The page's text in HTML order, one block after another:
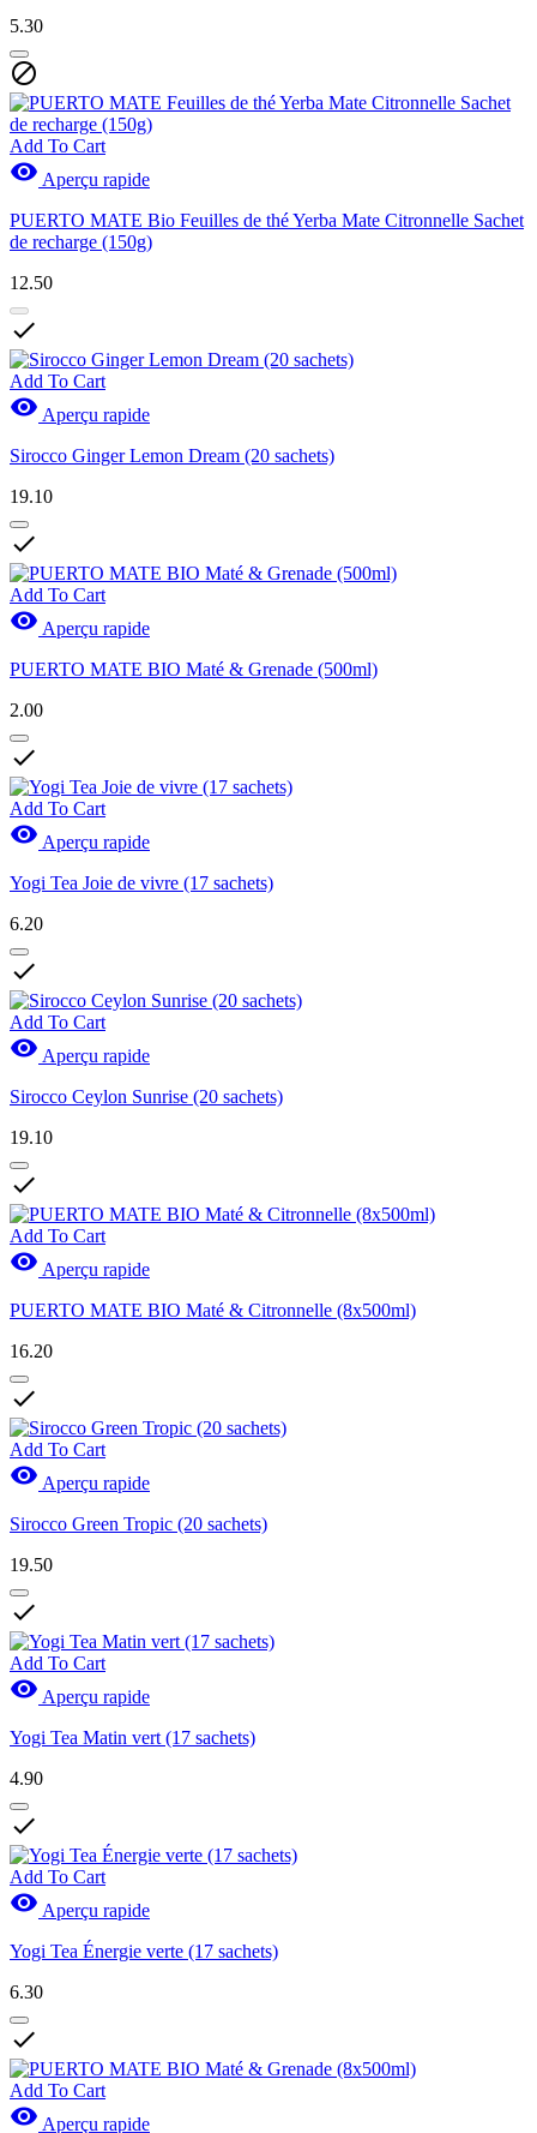
5.30

Add To Cart
 Aperçu rapide
PUERTO MATE Bio Feuilles de thé Yerba Mate Citronnelle Sachet
de recharge (150g)
12.50

Add To Cart
 Aperçu rapide
Sirocco Ginger Lemon Dream (20 sachets)
19.10

Add To Cart
 Aperçu rapide
PUERTO MATE BIO Maté & Grenade (500ml)
2.00

Add To Cart
 Aperçu rapide
Yogi Tea Joie de vivre (17 sachets)
6.20

Add To Cart
 Aperçu rapide
Sirocco Ceylon Sunrise (20 sachets)
19.10

Add To Cart
 Aperçu rapide
PUERTO MATE BIO Maté & Citronnelle (8x500ml)
16.20

Add To Cart
 Aperçu rapide
Sirocco Green Tropic (20 sachets)
19.50

Add To Cart
 Aperçu rapide
Yogi Tea Matin vert (17 sachets)
4.90

Add To Cart
 Aperçu rapide
Yogi Tea Énergie verte (17 sachets)
6.30

Add To Cart
 Aperçu rapide